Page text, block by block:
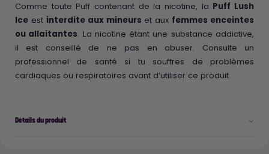
Comme toute Puff contenant de la nicotine, la Puff Lush
Ice est interdite aux mineurs et aux femmes enceintes
ou allaitantes. La nicotine étant une substance addictive,
il est conseillé de ne pas en abuser. Consulte un
professionnel de santé si tu souffres de problèmes
cardiaques ou respiratoires avant d’utiliser ce produit.
Détails du produit